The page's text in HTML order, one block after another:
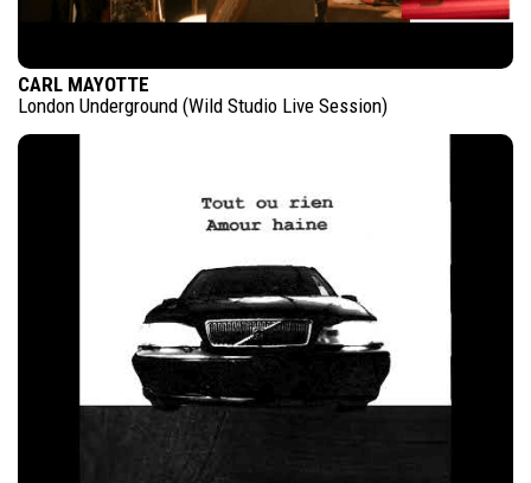
CARL MAYOTTE
London Underground (Wild Studio Live Session)